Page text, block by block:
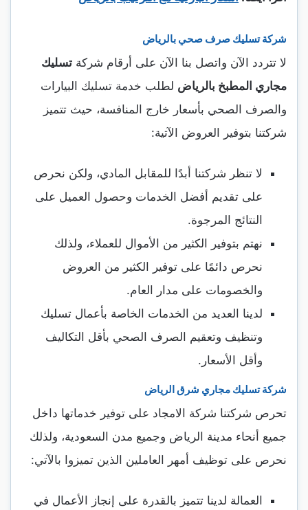
شركة تسليك صرف صحي بالرياض
لا تتردد الآن واتصل بنا الآن على أرقام شركة تسليك
مجاري المطبخ بالرياض لطلب خدمة تسليك البيارات
والصرف الصحي بأسعار خارج المنافسة، حيث تتميز
شركتنا بتوفير العروض الآتية:
لا تنظر شركتنا أبدًا للمقابل المادي، ولكن نحرص
على تقديم أفضل الخدمات وحصول العميل على
النتائج المرجوة.
نهتم بتوفير الكثير من الأموال للعملاء، ولذلك
نحرص دائمًا على توفير الكثير من العروض
والخصومات على مدار العام.
لدينا العديد من الخدمات الخاصة بأعمال تسليك
وتنظيف وتعقيم الصرف الصحي بأقل التكاليف
وأقل الأسعار.
شركة تسليك مجاري شرق الرياض
تحرص شركتنا شركة الامجاد على توفير خدماتها داخل
جميع أنحاء مدينة الرياض وجميع مدن السعودية، ولذلك
نحرص على توظيف أمهر العاملين الذين تميزوا بالآتي:
العمالة لدينا تتميز بالقدرة على إنجاز الأعمال في